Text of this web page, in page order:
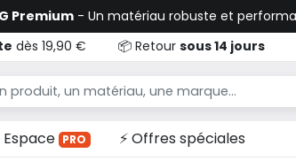
Premium - Un matériau robuste et
dès 19,90 € 📦 Retour sous 14 jours
Espace PRO ⚡ Offres spéciales